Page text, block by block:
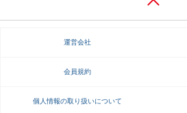
運営会社
会員規約
個人情報の取り扱いについて